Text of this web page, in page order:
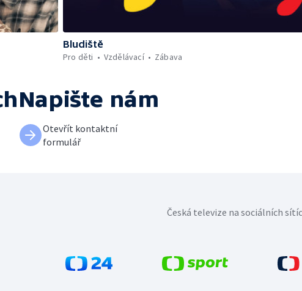
Bludiště
Pro děti
Vzdělávací Zábava
Napište nám
Otevřít kontaktní
formulář
Česká televize na sociálních